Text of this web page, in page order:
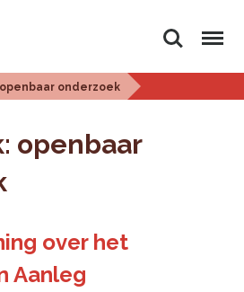
Search Menu
onderzoek
openbaar
over het
Aanleg